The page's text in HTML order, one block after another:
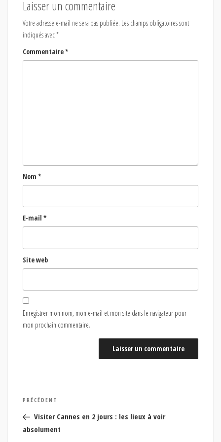
Laisser un commentaire
Votre adresse e-mail ne sera pas publiée. Les champs obligatoires sont
indiqués avec*
Commentaire*
Nom *
E-mail *
Site web
Enregistrer mon nom, mon e-mail et mon site dans le navigateur pour
mon prochain commentaire.
Navigation
de
l’article
Article
précédent
PRÉCÉDENT
Visiter Cannes en 2 jours : les lieux à voir
absolument